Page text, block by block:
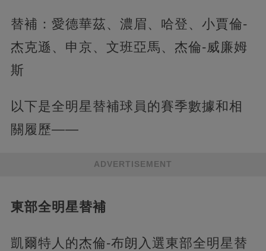
替補：愛德華茲、濃眉、哈登、小賈倫-
杰克遜、申京、文班亞馬、杰倫-威廉姆
斯
以下是全明星替補球員的賽季數據和相
關履歷——
ADVERTISEMENT
東部全明星替補
凱爾特人的杰倫-布朗入選東部全明星替